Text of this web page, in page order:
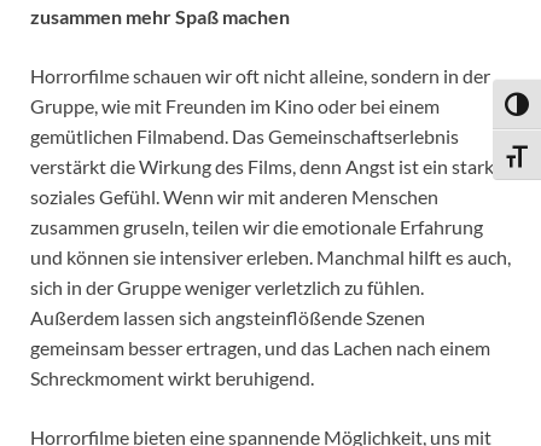
zusammen mehr Spaß machen
Horrorfilme schauen wir oft nicht alleine, sondern in der
Gruppe, wie mit Freunden im Kino oder bei einem
gemütlichen Filmabend. Das Gemeinschaftserlebnis
verstärkt die Wirkung des Films, denn Angst ist ein stark
soziales Gefühl. Wenn wir mit anderen Menschen
zusammen gruseln, teilen wir die emotionale Erfahrung
und können sie intensiver erleben. Manchmal hilft es auch,
sich in der Gruppe weniger verletzlich zu fühlen.
Außerdem lassen sich angsteinflößende Szenen
gemeinsam besser ertragen, und das Lachen nach einem
Schreckmoment wirkt beruhigend.
Horrorfilme bieten eine spannende Möglichkeit, uns mit